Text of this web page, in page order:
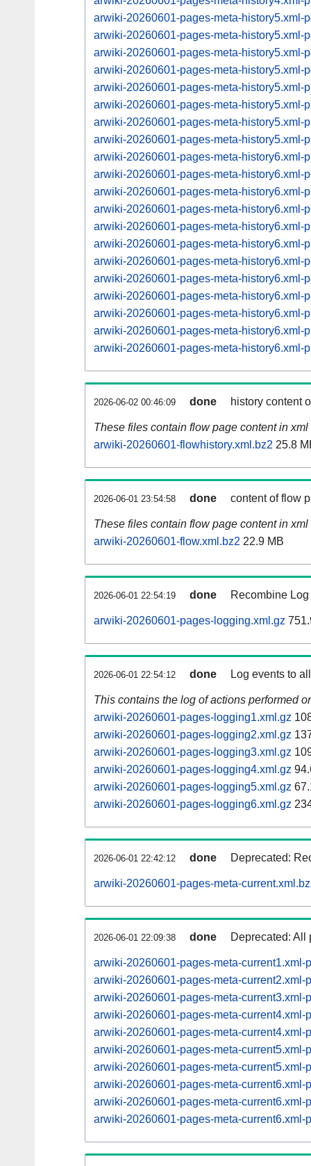
arwiki-20260601-pages-meta-history5.xml-
arwiki-20260601-pages-meta-history5.xml-
arwiki-20260601-pages-meta-history5.xml-
arwiki-20260601-pages-meta-history5.xml-
arwiki-20260601-pages-meta-history5.xml-
arwiki-20260601-pages-meta-history5.xml-
arwiki-20260601-pages-meta-history5.xml-
arwiki-20260601-pages-meta-history5.xml-
arwiki-20260601-pages-meta-history6.xml-
arwiki-20260601-pages-meta-history6.xml-
arwiki-20260601-pages-meta-history6.xml-
arwiki-20260601-pages-meta-history6.xml-
arwiki-20260601-pages-meta-history6.xml-
arwiki-20260601-pages-meta-history6.xml-
arwiki-20260601-pages-meta-history6.xml-
arwiki-20260601-pages-meta-history6.xml-
arwiki-20260601-pages-meta-history6.xml-
arwiki-20260601-pages-meta-history6.xml-
arwiki-20260601-pages-meta-history6.xml-
arwiki-20260601-pages-meta-history6.xml-
2026-06-02 00:46:09 done history content
These files contain flow page content in xml
arwiki-20260601-flowhistory.xml.bz2 25.8
2026-06-01 23:54:58 done content of flow
These files contain flow page content in xml
arwiki-20260601-flow.xml.bz2 22.9 MB
2026-06-01 22:54:19 done Recombine
arwiki-20260601-pages-logging.xml.gz
2026-06-01 22:54:12 done Log events to
This contains the log of actions performed
arwiki-20260601-pages-logging1.xml.gz
arwiki-20260601-pages-logging2.xml.gz
arwiki-20260601-pages-logging3.xml.gz
arwiki-20260601-pages-logging4.xml.gz
arwiki-20260601-pages-logging5.xml.gz
arwiki-20260601-pages-logging6.xml.gz
2026-06-01 22:42:12 done Deprecated:
arwiki-20260601-pages-meta-
2026-06-01 22:09:38 done Deprecated: All
arwiki-20260601-pages-meta-current1.xml-
arwiki-20260601-pages-meta-current2.xml-
arwiki-20260601-pages-meta-current3.xml-
arwiki-20260601-pages-meta-current4.xml-
arwiki-20260601-pages-meta-current4.xml-
arwiki-20260601-pages-meta-current5.xml-
arwiki-20260601-pages-meta-current5.xml-
arwiki-20260601-pages-meta-current6.xml-
arwiki-20260601-pages-meta-current6.xml-
arwiki-20260601-pages-meta-